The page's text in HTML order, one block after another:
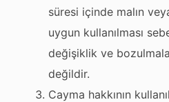
süresi içinde malın
uygun kullanılması
değişiklik ve
değildir.
Cayma hakkının